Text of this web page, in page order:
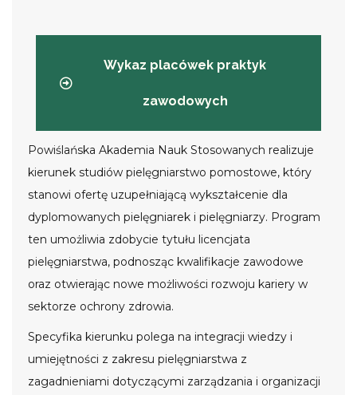
Wykaz placówek praktyk
zawodowych
Powiślańska Akademia Nauk Stosowanych realizuje
kierunek studiów pielęgniarstwo pomostowe, który
stanowi ofertę uzupełniającą wykształcenie dla
dyplomowanych pielęgniarek i pielęgniarzy. Program
ten umożliwia zdobycie tytułu licencjata
pielęgniarstwa, podnosząc kwalifikacje zawodowe
oraz otwierając nowe możliwości rozwoju kariery w
sektorze ochrony zdrowia.
Specyfika kierunku polega na integracji wiedzy i
umiejętności z zakresu pielęgniarstwa z
zagadnieniami dotyczącymi zarządzania i organizacji